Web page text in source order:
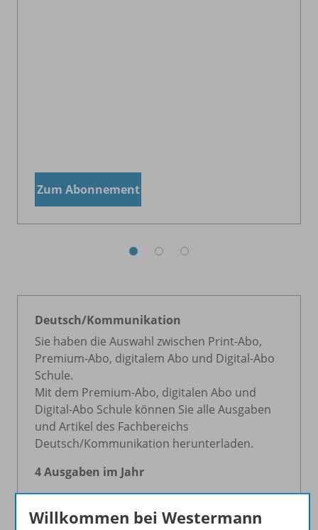
Zum Abonnement
Deutsch/Kommunikation
Sie haben die Auswahl zwischen Print-Abo,
Premium-Abo, digitalem Abo und Digital-Abo
Schule.
Mit dem Premium-Abo, digitalen Abo und
Digital-Abo Schule können Sie alle Ausgaben
und Artikel des Fachbereichs
Deutsch/Kommunikation herunterladen.
4 Ausgaben im Jahr
Willkommen bei Westermann